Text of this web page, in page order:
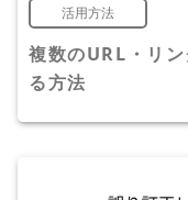
活用方法
複数のURL・リ
る方法